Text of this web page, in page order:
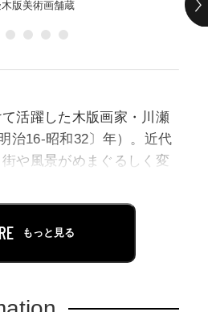
版美術画舗蔵
活躍した木版画家・川瀬
治16-昭和32〕年）。近代
や風景がめまぐるしく変
生活が息づく四季折々の
もっと見る